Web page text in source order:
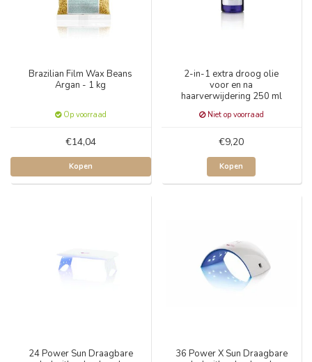
Brazilian Film Wax Beans
Argan - 1 kg
Op voorraad
€14,04
Kopen
2-in-1 extra droog olie
voor en na
haarverwijdering 250 ml
Niet op voorraad
€9,20
Kopen
24 Power Sun Draagbare
36 Power X Sun Draagbare